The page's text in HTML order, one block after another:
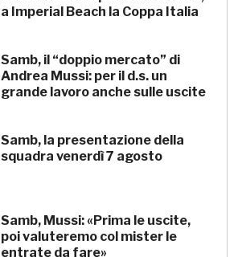
a Imperial Beach la Coppa Italia
Samb, il “doppio mercato” di
Andrea Mussi: per il d.s. un
grande lavoro anche sulle uscite
Samb, la presentazione della
squadra venerdì 7 agosto
Samb, Mussi: «Prima le uscite,
poi valuteremo col mister le
entrate da fare»